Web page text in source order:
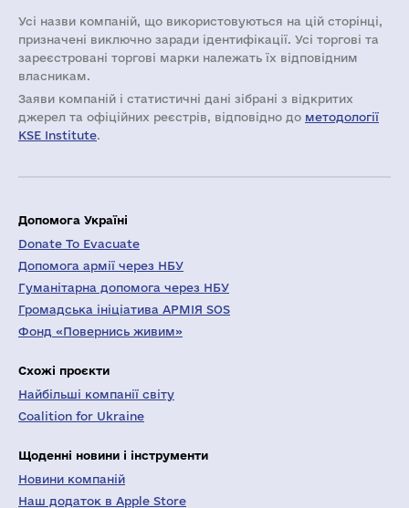
Усі назви компаній, що використовуються на цій сторінці,
призначені виключно заради ідентифікації. Усі торгові та
зареєстровані торгові марки належать їх відповідним
власникам.
Заяви компаній i статистичні дані зібрані з відкритих
джерел та офіційних реєстрів, відповідно до методології
KSE Institute.
Допомога Україні
Donate To Evacuate
Допомога армії через НБУ
Гуманітарна допомога через НБУ
Громадська ініціатива АРМІЯ SOS
Фонд «Повернись живим»
Схожі проєкти
Найбільші компанії світу
Coalition for Ukraine
Щоденні новини і інструменти
Новини компаній
Наш додаток в Apple Store